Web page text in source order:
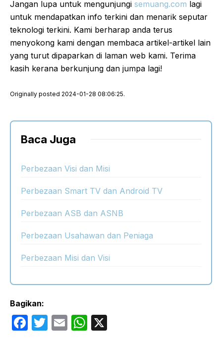
Jangan lupa untuk mengunjungi semuang.com lagi
untuk mendapatkan info terkini dan menarik seputar
teknologi terkini. Kami berharap anda terus
menyokong kami dengan membaca artikel-artikel lain
yang turut dipaparkan di laman web kami. Terima
kasih kerana berkunjung dan jumpa lagi!
Originally posted 2024-01-28 08:06:25.
Baca Juga
Perbezaan Visi dan Misi
Perbezaan Smart TV dan Android TV
Perbezaan ASB dan ASNB
Perbezaan Usahawan dan Peniaga
Perbezaan Misi dan Visi
Bagikan:
F
T
E
W